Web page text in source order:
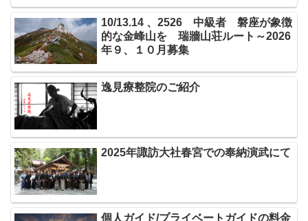
10/13.14 、2526 中級者 磐座が象徴
的な金峰山を 瑞牆山荘ルート～2026
年９、１０月募集
逸見療整院のご紹介
2025年諏訪大社春宮での奉納演武にて
個人ガイド/プライベートガイドの料金